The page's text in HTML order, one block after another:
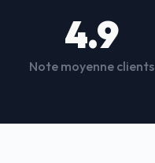
4.9
Note moyenne clients